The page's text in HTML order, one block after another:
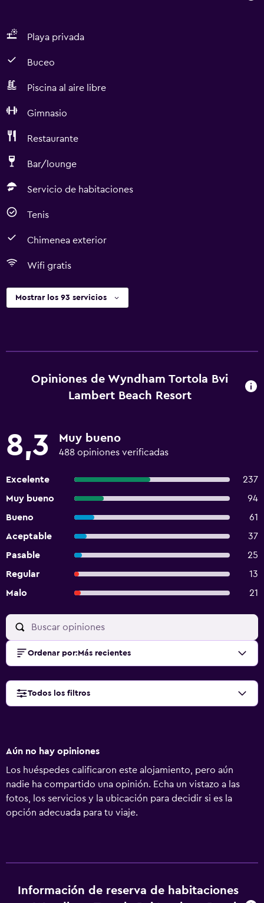
Playa privada
Buceo
Piscina al aire libre
Gimnasio
Restaurante
Bar/lounge
Servicio de habitaciones
Tenis
Chimenea exterior
Wifi gratis
Mostrar los 93 servicios
Opiniones de Wyndham Tortola Bvi
Lambert Beach Resort
8,3 Muy bueno
488 opiniones verificadas
Excelente
237
Muy bueno
94
Bueno
61
Aceptable
37
Pasable
25
Regular
13
Malo
21
Ordenar por: Más recientes
Todos los filtros
Aún no hay opiniones
Los huéspedes calificaron este alojamiento, pero aún
nadie ha compartido una opinión. Echa un vistazo a las
fotos, los servicios y la ubicación para decidir si es la
opción adecuada para tu viaje.
Información de reserva de habitaciones